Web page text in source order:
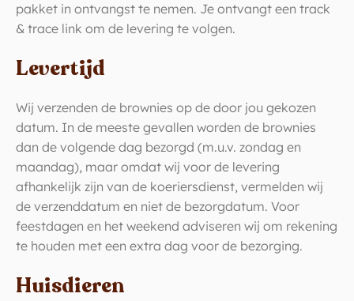
pakket in ontvangst te nemen. Je ontvangt een track
& trace link om de levering te volgen.
Levertijd
Wij verzenden de brownies op de door jou gekozen
datum. In de meeste gevallen worden de brownies
dan de volgende dag bezorgd (m.u.v. zondag en
maandag), maar omdat wij voor de levering
afhankelijk zijn van de koeriersdienst, vermelden wij
de verzenddatum en niet de bezorgdatum. Voor
feestdagen en het weekend adviseren wij om rekening
te houden met een extra dag voor de bezorging.
Huisdieren